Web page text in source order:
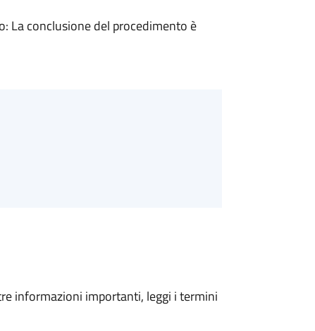
La conclusione del procedimento è
informazioni importanti, leggi i termini